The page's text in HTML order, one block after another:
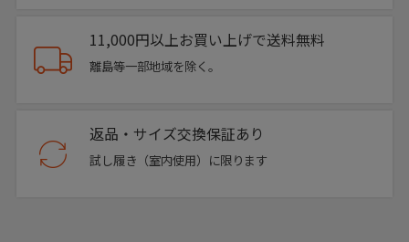
Color Variation
11,000円以上お買い上げで送料無料
離島等一部地域を除く。
返品・サイズ交換保証あり
試し履き（室内使用）に限ります